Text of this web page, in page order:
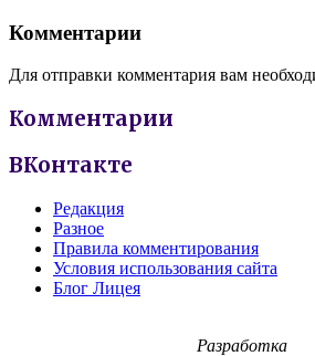
Комментарии
Для отправки комментария вам
Комментарии
ВКонтакте
Редакция
Разное
Правила комментирования
Условия использования сайта
Блог Лицея
Разработка